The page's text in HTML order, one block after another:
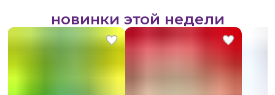
новинки этой недели